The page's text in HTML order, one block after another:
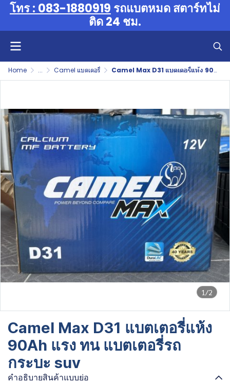
โทร : 083-1880919 รถแบตหมด สตาร์ทไม่
ติด 24 ชม.
Home ... Camel แบตเตอรี่ Camel Max D31 แบตเตอรี่แห้ง 90Ah แรง ทน แบตเตอรี่รถกระบะ suv
1/2
Camel Max D31 แบตเตอรี่แห้ง
90Ah แรง ทน แบตเตอรี่รถ
กระบะ suv
คำอธิบายสินค้าแบบย่อ